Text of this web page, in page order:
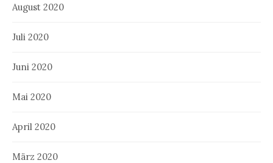
August 2020
Juli 2020
Juni 2020
Mai 2020
April 2020
März 2020